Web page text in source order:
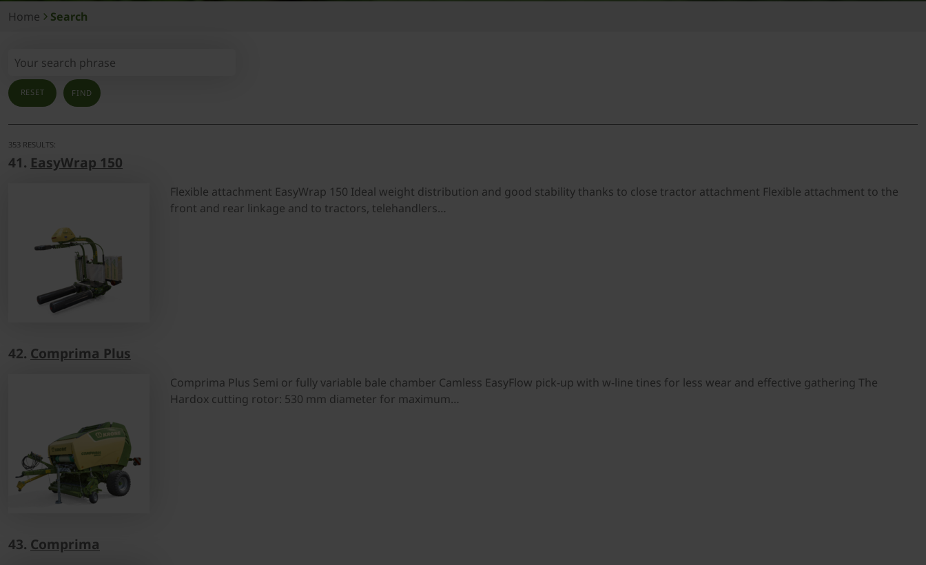
Home Search
RESET
353 RESULTS:
41. EasyWrap 150
Flexible attachment EasyWrap 150 Ideal weight distribution and good stability thanks to close tractor attachment Flexible attachment to the
front and rear linkage and to tractors, telehandlers…
42. Comprima Plus
Comprima Plus Semi or fully variable bale chamber Camless EasyFlow pick-up with w-line tines for less wear and effective gathering The
Hardox cutting rotor: 530 mm diameter for maximum…
43. Comprima